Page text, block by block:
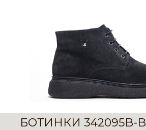
БОТИНКИ 342095B-B